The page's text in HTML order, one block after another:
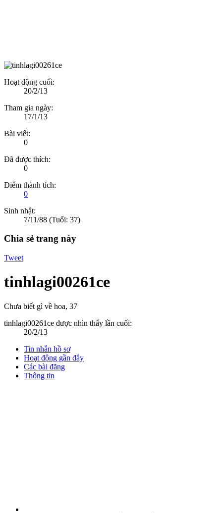
Hoạt động cuối:
20/2/13
Tham gia ngày:
17/1/13
Bài viết:
0
Đã được thích:
0
Điểm thành tích:
0
Sinh nhật:
7/11/88 (Tuổi: 37)
Chia sẻ trang này
Tweet
tinhlagi00261ce
Chưa biết gì về hoa, 37
tinhlagi00261ce được nhìn thấy lần cuối:
20/2/13
Tin nhắn hồ sơ
Hoạt động gần đây
Các bài đăng
Thông tin